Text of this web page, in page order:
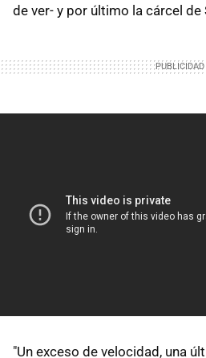
de ver- y por último la cárcel de
"Un exceso de velocidad, una